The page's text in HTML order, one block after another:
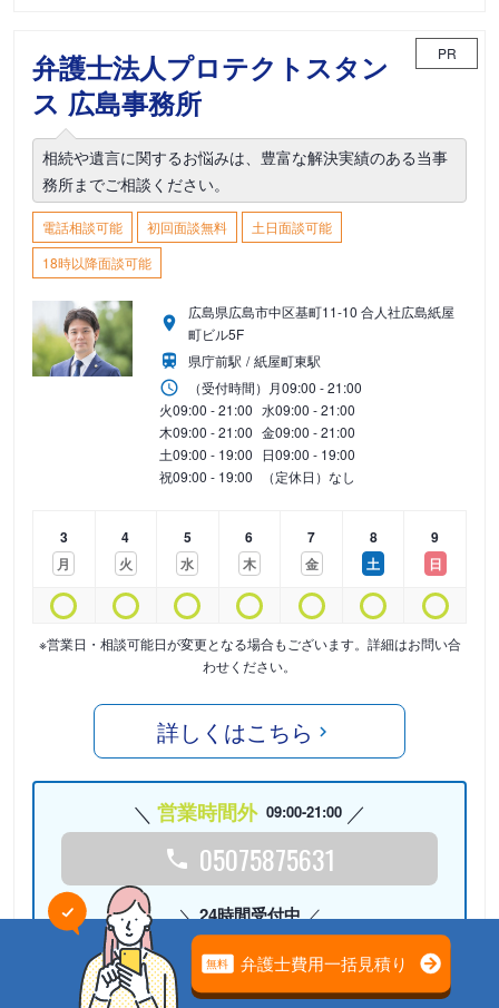
弁護士法人プロテクトスタン
ス 広島事務所
PR
相続や遺言に関するお悩みは、豊富な解決実績のある当事
務所までご相談ください。
電話相談可能 初回面談無料
土日面談可能
18時以降面談可能
広島県広島市中区基町11-10 合人社広島紙屋
町ビル5F
県庁前駅
紙屋町東駅
（受付時間） 月09:00 - 21:00
火09:00 - 21:00 水09:00 - 21:00
木09:00 - 21:00 金09:00 - 21:00
土09:00 - 19:00 日09:00 - 19:00
祝09:00 - 19:00 （定休日）なし
3
月
4
火
5
水
6
木
7
金
8
土
9
日
※営業日・相談可能日が変更となる場合もございます。詳細はお問い合
わせください。
詳しくはこちら
営業時間外 09:00-21:00
05075875631
24時間受付中
Webで相談